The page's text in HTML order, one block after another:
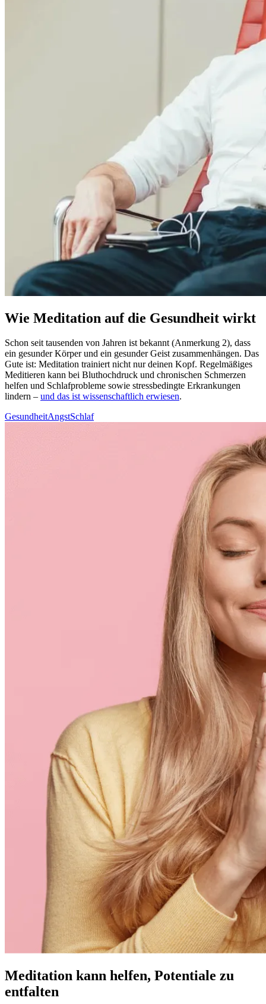
Wie Meditation auf die Gesundheit wirkt
Schon seit tau­sen­den von Jahren ist bekannt (Anmerkung 2), dass
ein gesun­der Körper und ein gesun­der Geist zusam­men­hän­gen. Das
Gute ist: Medi­ta­tion trai­niert nicht nur deinen Kopf. Regel­mä­ßi­ges
Medi­tie­ren kann bei Blut­hoch­druck und chronischen Schmerzen
helfen und Schlaf­pro­ble­me sowie stress­be­ding­te Erkran­kun­gen
lindern – und das ist wissenschaftlich erwiesen.
GesundheitAngstSchlaf
Meditation kann helfen, Potentiale zu
entfalten